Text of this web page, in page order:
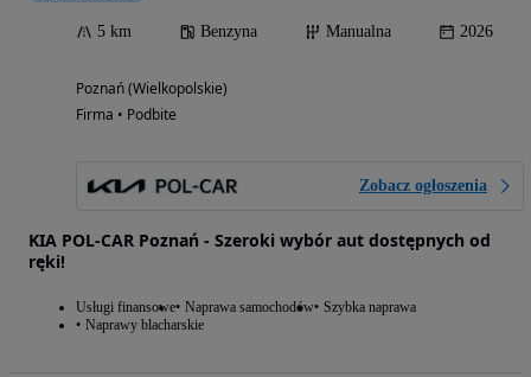
5 km Benzyna Manualna 2026
Poznań (Wielkopolskie)
Firma • Podbite
Zobacz ogłoszenia
KIA POL-CAR Poznań - Szeroki wybór aut dostępnych od
ręki!
Usługi finansowe Naprawa samochodów Szybka naprawa
Naprawy blacharskie